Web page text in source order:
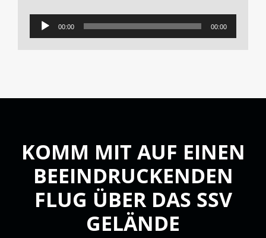
Audio-
Player
00:00 00:00
KOMM MIT AUF EINEN
BEEINDRUCKENDEN
FLUG ÜBER DAS SSV
GELÄNDE